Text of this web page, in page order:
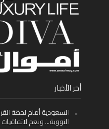
أخر الأخبار
السعودية أمام لحظة
النووية… ونعم لاتفاقيات